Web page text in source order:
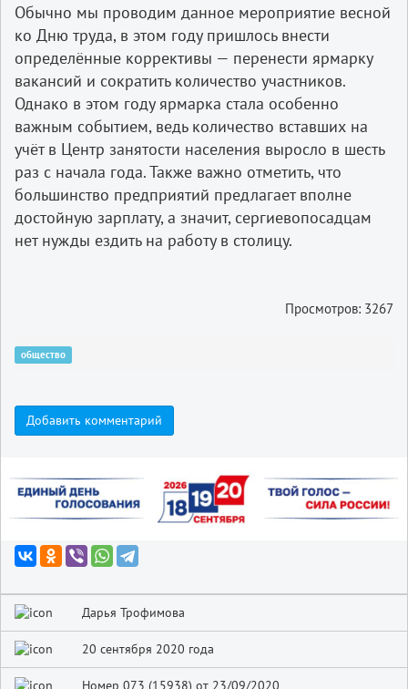
Обычно мы проводим данное мероприятие весной
ко Дню труда, в этом году пришлось внести
определённые коррективы — перенести ярмарку
вакансий и сократить количество участников.
Однако в этом году ярмарка стала особенно
важным событием, ведь количество вставших на
учёт в Центр занятости населения выросло в шесть
раз с начала года. Также важно отметить, что
большинство предприятий предлагает вполне
достойную зарплату, а значит, сергиевопосадцам
нет нужды ездить на работу в столицу.
Просмотров: 3267
общество
Добавить комментарий
Дарья Трофимова
20 сентября 2020 года
Номер 073 (15938) от 23/09/2020